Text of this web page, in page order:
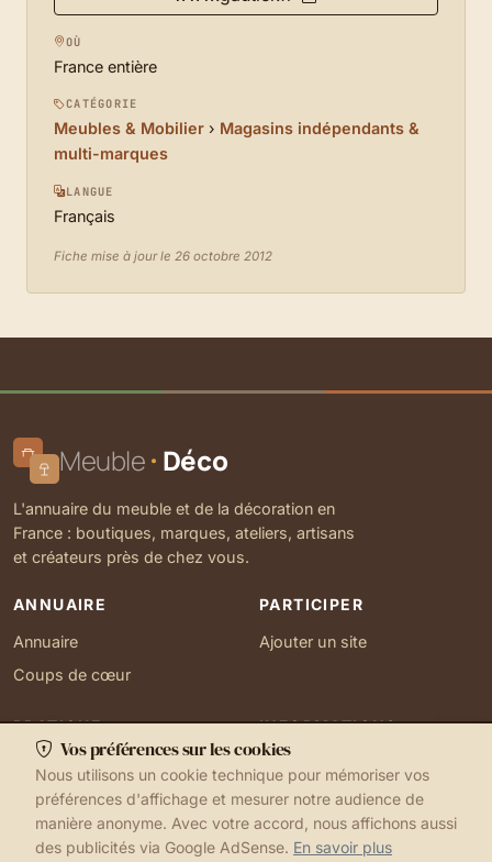
OÙ
France entière
CATÉGORIE
Meubles & Mobilier › Magasins indépendants &
multi-marques
LANGUE
Français
Fiche mise à jour le 26 octobre 2012
Meuble Déco
L'annuaire du meuble et de la décoration en
France : boutiques, marques, ateliers, artisans
et créateurs près de chez vous.
ANNUAIRE
Annuaire
Coups de cœur
PARTICIPER
Ajouter un site
PRATIQUE
Ma localisation
Gérer mes cookies
INFORMATIONS
Contact
Vos préférences sur les cookies
Nous utilisons un cookie technique pour mémoriser vos
préférences d'affichage et mesurer notre audience de
manière anonyme. Avec votre accord, nous affichons aussi
des publicités via Google AdSense. En savoir plus